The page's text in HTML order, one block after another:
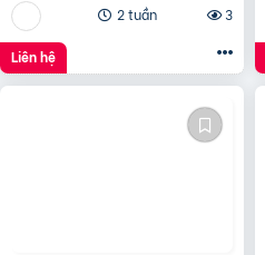
2 tuần
3
Liên hệ